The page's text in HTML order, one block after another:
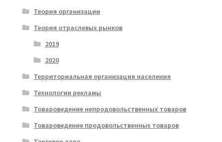
Теория организации
Теория отраслевых рынков
2019
2020
Территориальная организация населения
Технологии рекламы
Товароведение непродовольственных товаров
Товароведение продовольственных товаров